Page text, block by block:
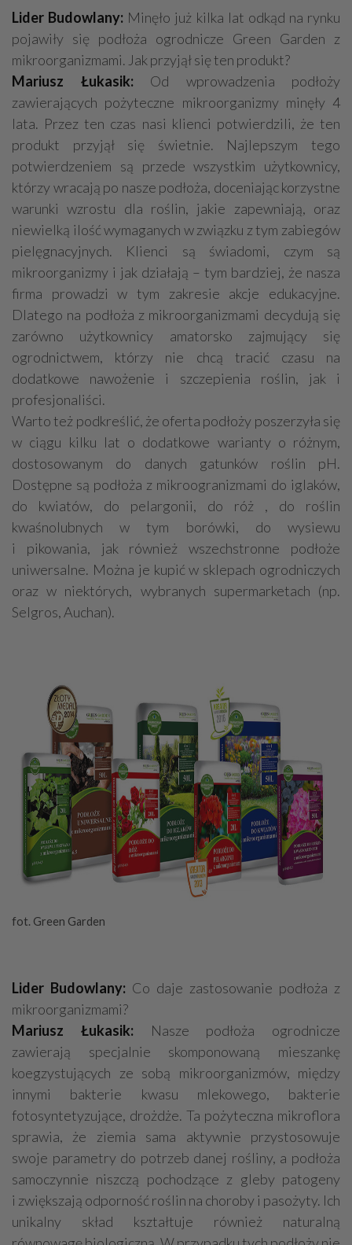
Lider Budowlany: Minęło już kilka lat odkąd na rynku
pojawiły się podłoża ogrodnicze Green Garden z
mikroorganizmami. Jak przyjął się ten produkt?
Mariusz Łukasik:Od wprowadzenia podłoży
zawierających pożyteczne mikroorganizmy minęły 4
lata. Przez ten czas nasi klienci potwierdzili, że ten
produkt przyjął się świetnie. Najlepszym tego
potwierdzeniem są przede wszystkim użytkownicy,
którzy wracają po nasze podłoża, doceniając korzystne
warunki wzrostu dla roślin, jakie zapewniają, oraz
niewielką ilość wymaganych w związku z tym zabiegów
pielęgnacyjnych. Klienci są świadomi, czym są
mikroorganizmy i jak działają – tym bardziej, że nasza
firma prowadzi w tym zakresie akcje edukacyjne.
Dlatego na podłoża z mikroorganizmami decydują się
zarówno użytkownicy amatorsko zajmujący się
ogrodnictwem, którzy nie chcą tracić czasu na
dodatkowe nawożenie i szczepienia roślin, jak i
profesjonaliści.
Warto też podkreślić, że oferta podłoży poszerzyła się
w ciągu kilku lat o dodatkowe warianty o różnym,
dostosowanym do danych gatunków roślin pH.
Dostępne są podłoża z mikroogranizmami do iglaków,
do kwiatów, do pelargonii, do róż , do roślin
kwaśnolubnych w tym borówki, do wysiewu
i pikowania, jak również wszechstronne podłoże
uniwersalne. Można je kupić w sklepach ogrodniczych
oraz w niektórych, wybranych supermarketach (np.
Selgros, Auchan).
fot. Green Garden
Lider Budowlany: Co daje zastosowanie podłoża z
mikroorganizmami?
Mariusz Łukasik:
Nasze podłoża ogrodnicze
zawierają specjalnie skomponowaną mieszankę
koegzystujących ze sobą mikroorganizmów, między
innymi bakterie kwasu mlekowego, bakterie
fotosyntetyzujące, drożdże. Ta pożyteczna mikroflora
sprawia, że ziemia sama aktywnie przystosowuje
swoje parametry do potrzeb danej rośliny, a podłoża
samoczynnie niszczą pochodzące z gleby patogeny
i zwiększają odporność roślin na choroby i pasożyty. Ich
unikalny skład kształtuje również naturalną